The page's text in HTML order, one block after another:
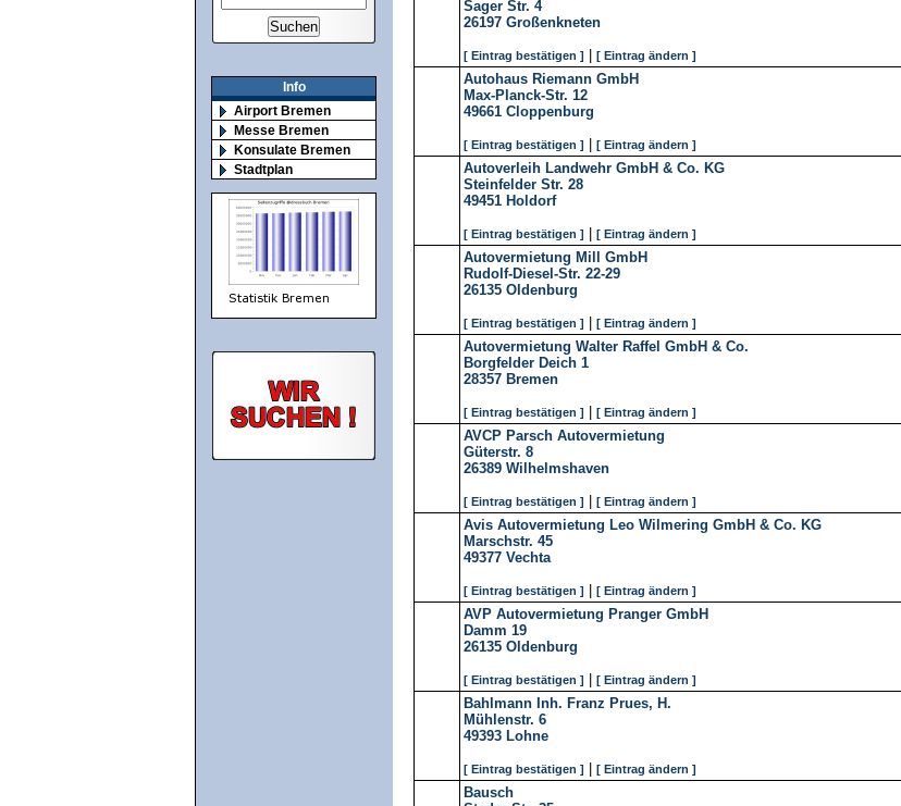
Info
Airport Bremen
Messe Bremen
Konsulate Bremen
Stadtplan
Sager Str. 4
26197 Großenkneten
[ Eintrag bestätigen ] [ Eintrag ändern ]
Autohaus Riemann GmbH
Max-Planck-Str. 12
49661 Cloppenburg
[ Eintrag bestätigen ] [ Eintrag ändern ]
Autoverleih Landwehr GmbH & Co. KG
Steinfelder Str. 28
49451 Holdorf
[ Eintrag bestätigen ] [ Eintrag ändern ]
Autovermietung Mill GmbH
Rudolf-Diesel-Str. 22-29
26135 Oldenburg
[ Eintrag bestätigen ] [ Eintrag ändern ]
Autovermietung Walter Raffel GmbH & Co.
Borgfelder Deich 1
28357 Bremen
[ Eintrag bestätigen ] [ Eintrag ändern ]
AVCP Parsch Autovermietung
Güterstr. 8
26389 Wilhelmshaven
[ Eintrag bestätigen ] [ Eintrag ändern ]
Avis Autovermietung Leo Wilmering GmbH & Co. KG
Marschstr. 45
49377 Vechta
[ Eintrag bestätigen ] [ Eintrag ändern ]
AVP Autovermietung Pranger GmbH
Damm 19
26135 Oldenburg
[ Eintrag bestätigen ] [ Eintrag ändern ]
Bahlmann Inh. Franz Prues, H.
Mühlenstr. 6
49393 Lohne
[ Eintrag bestätigen ] [ Eintrag ändern ]
Bausch